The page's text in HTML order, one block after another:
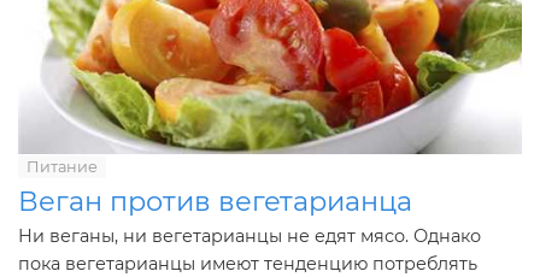
Питание
Веган против вегетарианца
Ни веганы, ни вегетарианцы не едят мясо. Однако
пока вегетарианцы имеют тенденцию потреблять